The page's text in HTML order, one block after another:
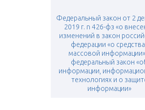
Федеральный закон от 2
2019 г. n 426-фз «о
изменений в закон
федерации «о
массовой
федеральный закон
информации,
технологиях и о
информации»